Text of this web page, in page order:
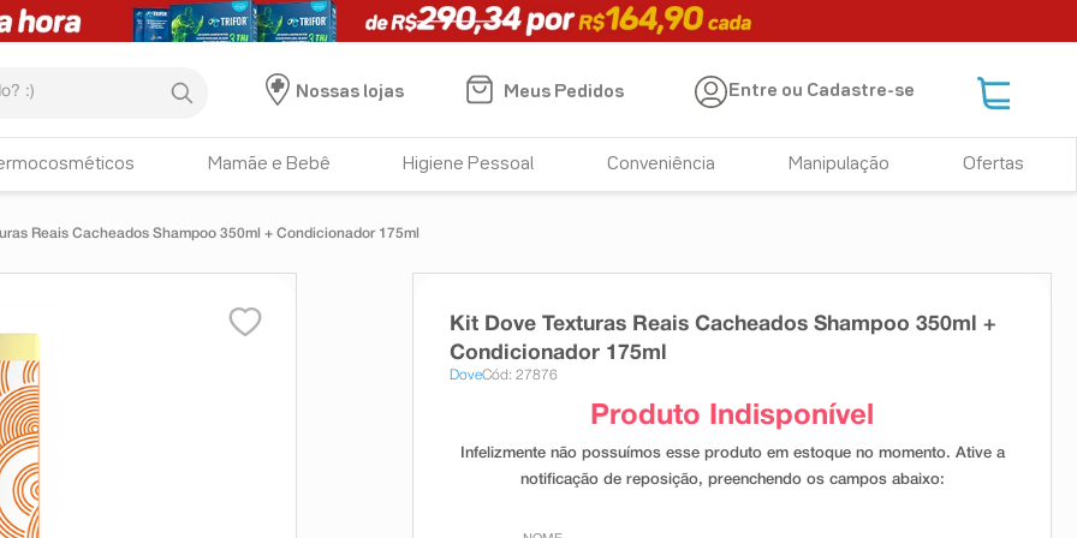
Nossas lojas
Meus Pedidos Entre ou Cadastre-se
Mamãe e Bebê Higiene Pessoal Conveniência Manipulação Ofertas
Reais Cacheados Shampoo 350ml + Condicionador 175ml
Kit Dove Texturas Reais Cacheados Shampoo 350ml +
Condicionador 175ml
DoveCód: 27876